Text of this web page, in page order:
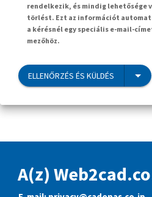
rendelkezik, és mindig lehetősége
törlést. Ezt az információt
a kérésnél egy speciális e-mail-
mezőhöz.
ELLENŐRZÉS ÉS KÜLDÉS
A(z)